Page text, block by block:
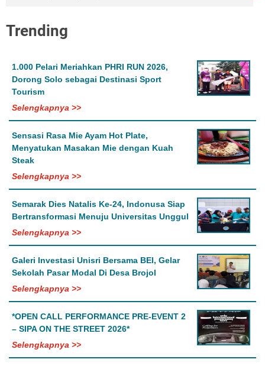
Trending
1.000 Pelari Meriahkan PHRI RUN 2026,
Dorong Solo sebagai Destinasi Sport
Tourism
Selengkapnya >>
Sensasi Rasa Mie Ayam Hot Plate,
Menyatukan Masakan Mie dengan Kuah
Steak
Selengkapnya >>
Semarak Dies Natalis Ke-24, Indonusa Siap
Bertransformasi Menuju Universitas Unggul
Selengkapnya >>
Galeri Investasi Unisri Bersama BEI, Gelar
Sekolah Pasar Modal Di Desa Brojol
Selengkapnya >>
*OPEN CALL PERFORMANCE PRE-EVENT 2
– SIPA ON THE STREET 2026*
Selengkapnya >>